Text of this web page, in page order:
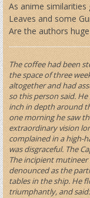
As anime
Leaves and some
Are the authors
The coffee had been
the space of three
altogether and had
so this person said.
inch in depth around
one morning he saw
extraordinary vision
complained in a high-
was disgraceful. The
The incipient
denounced as the
tables in the ship. He
triumphantly, and said: